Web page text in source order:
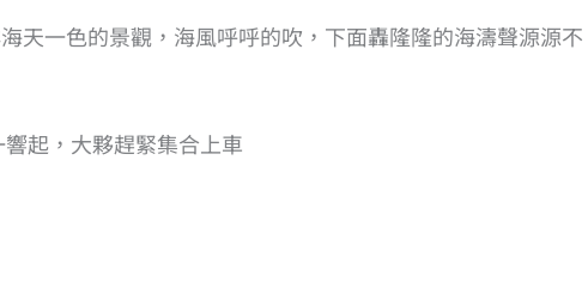
天一色的景觀，海風呼呼的吹，下面轟隆隆的海濤聲源源不
起，大夥趕緊集合上車